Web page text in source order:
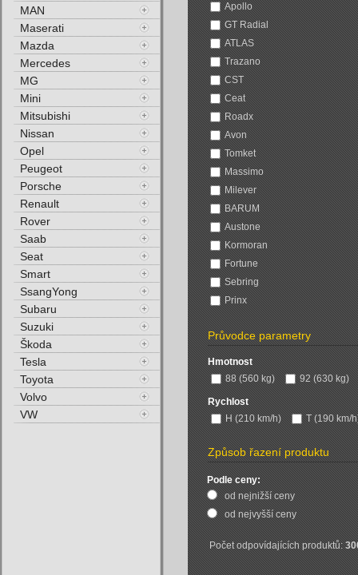
Apollo
GT Radial
ATLAS
Trazano
CST
Ceat
Roadx
Avon
Tomket
Massimo
Milever
BARUM
Austone
Kormoran
Fortune
Sebring
Prinx
Průvodce parametry
Hmotnost
88 (560 kg)
92 (630 kg)
Rychlost
H (210 km/h)
T (190 km/
Způsob řazení produktu
Podle ceny:
od nejnižší ceny
od nejvyšší ceny
Počet odpovídajících produktů:
MAN
Maserati
Mazda
Mercedes
MG
Mini
Mitsubishi
Nissan
Opel
Peugeot
Porsche
Renault
Rover
Saab
Seat
Smart
SsangYong
Subaru
Suzuki
Škoda
Tesla
Toyota
Volvo
VW